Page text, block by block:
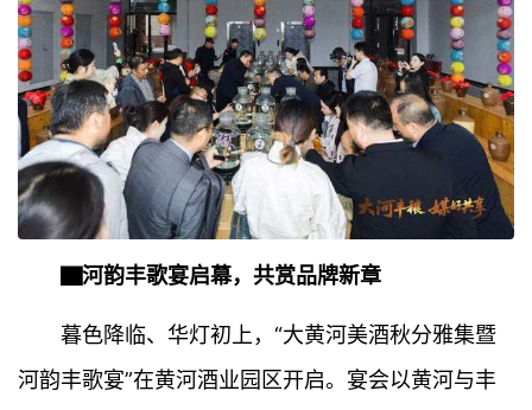
▇河韵丰歌宴启幕，共赏品牌新章
暮色降临、华灯初上，“大黄河美酒秋分雅集暨
河韵丰歌宴”在黄河酒业园区开启。宴会以黄河与丰